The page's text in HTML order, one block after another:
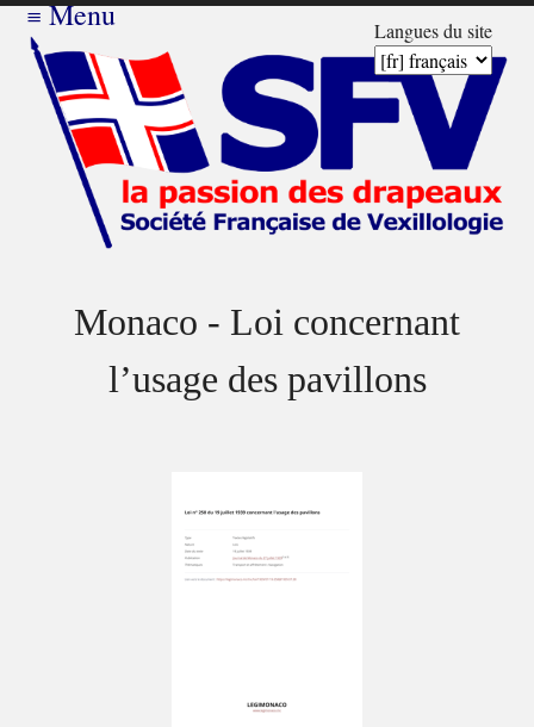
Langues du site
≡Menu
Monaco - Loi concernant
l’usage des pavillons